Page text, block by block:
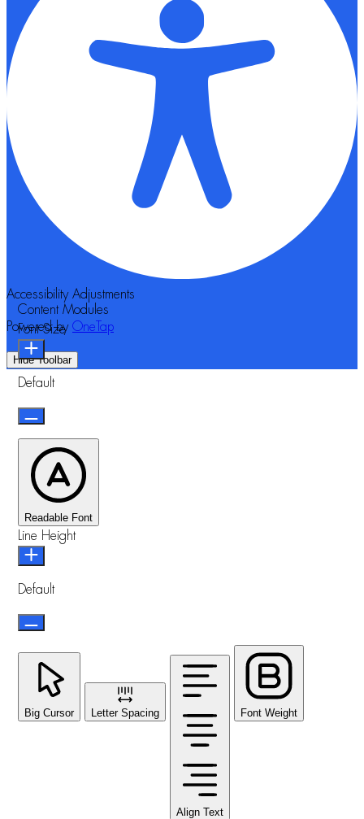
Accessibility Adjustments
Powered by OneTap
Hide Toolbar
Content Modules
Font Size
Default
Readable Font
Line Height
Default
Big Cursor Letter Spacing
Align Text
Font Weight